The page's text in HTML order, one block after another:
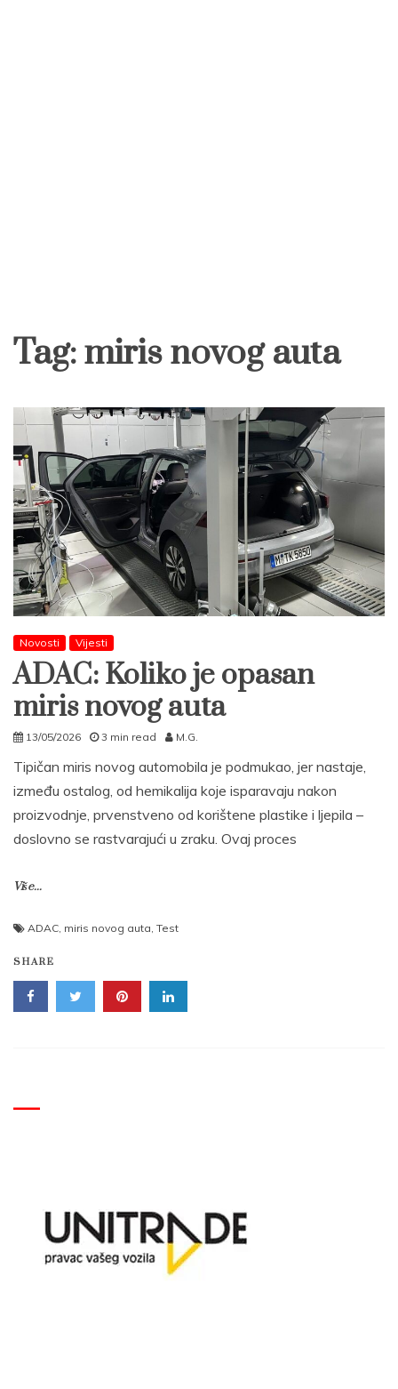
Tag:miris novog auta
Novosti Vijesti
ADAC: Koliko je opasan
miris novog auta
13/05/2026 3 min read M.G.
Tipičan miris novog automobila je podmukao, jer nastaje,
između ostalog, od hemikalija koje isparavaju nakon
proizvodnje, prvenstveno od korištene plastike i ljepila –
doslovno se rastvarajući u zraku. Ovaj proces
Više...
ADAC, miris novog auta, Test
SHARE